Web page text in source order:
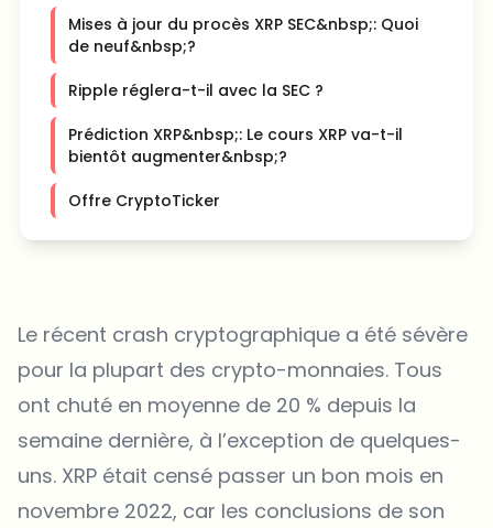
Mises à jour du procès XRP SEC&nbsp;: Quoi
de neuf&nbsp;?
Ripple réglera-t-il avec la SEC ?
Prédiction XRP&nbsp;: Le cours XRP va-t-il
bientôt augmenter&nbsp;?
Offre CryptoTicker
Le récent crash cryptographique a été sévère
pour la plupart des crypto-monnaies. Tous
ont chuté en moyenne de 20 % depuis la
semaine dernière, à l’exception de quelques-
uns. XRP était censé passer un bon mois en
novembre 2022, car les conclusions de son